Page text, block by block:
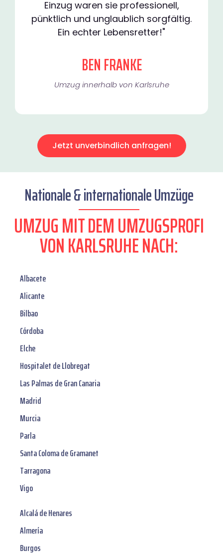
Einzug waren sie professionell,
pünktlich und unglaublich sorgfältig.
Ein echter Lebensretter!"
BEN FRANKE
Umzug innerhalb von Karlsruhe​
Jetzt unverbindlich anfragen!
Nationale & internationale Umzüge
UMZUG MIT DEM UMZUGSPROFI
VON KARLSRUHE NACH:
Albacete
Alicante
Bilbao
Córdoba
Elche
Hospitalet de Llobregat
Las Palmas de Gran Canaria
Madrid
Murcia
Parla
Santa Coloma de Gramanet
Tarragona
Vigo
Alcalá de Henares
Almería
Burgos